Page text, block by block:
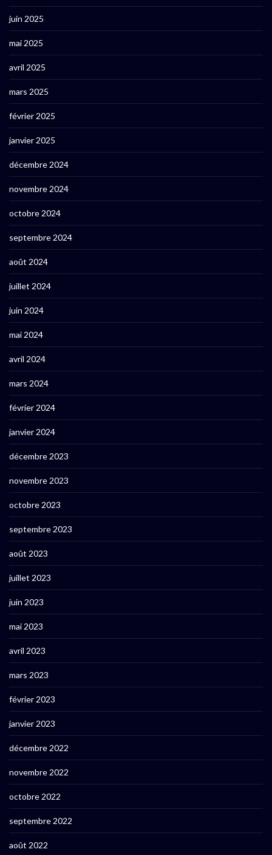
juin 2025
mai 2025
avril 2025
mars 2025
février 2025
janvier 2025
décembre 2024
novembre 2024
octobre 2024
septembre 2024
août 2024
juillet 2024
juin 2024
mai 2024
avril 2024
mars 2024
février 2024
janvier 2024
décembre 2023
novembre 2023
octobre 2023
septembre 2023
août 2023
juillet 2023
juin 2023
mai 2023
avril 2023
mars 2023
février 2023
janvier 2023
décembre 2022
novembre 2022
octobre 2022
septembre 2022
août 2022